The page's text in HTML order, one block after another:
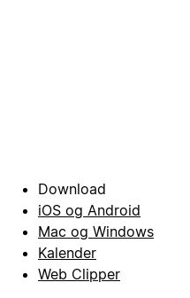
Download
iOS og Android
Mac og Windows
Kalender
Web Clipper